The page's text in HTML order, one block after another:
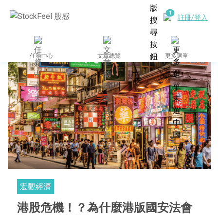
註冊/登入
任務中心 文章總覽 更多選單
宏觀經濟
港股危機！？為什麼港版國安法會